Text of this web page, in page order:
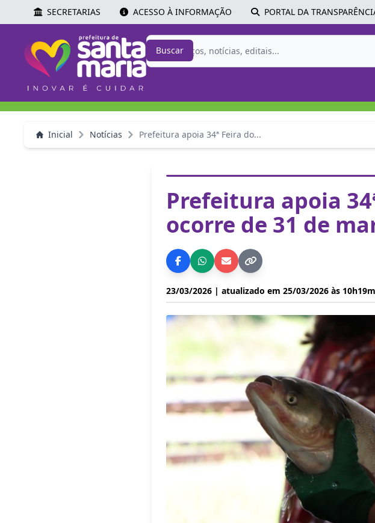
SECRETARIAS ACESSO À INFORMAÇÃO PORTAL DA
Buscar
Inicial Notícias Prefeitura apoia 34ª Feira do...
Prefeitura apoia
ocorre de 31 de
23/03/2026 | atualizado em 25/03/2026 às 10h19m